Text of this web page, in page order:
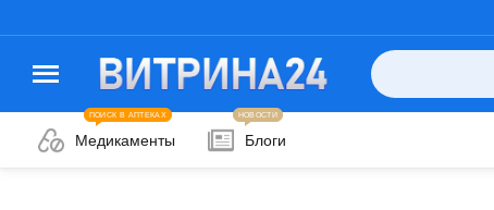
Медикаменты
ПОИСК В АПТЕКАХ
Блоги
НОВОСТИ